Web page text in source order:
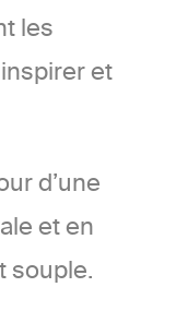
les
et
d’une
et en
souple.